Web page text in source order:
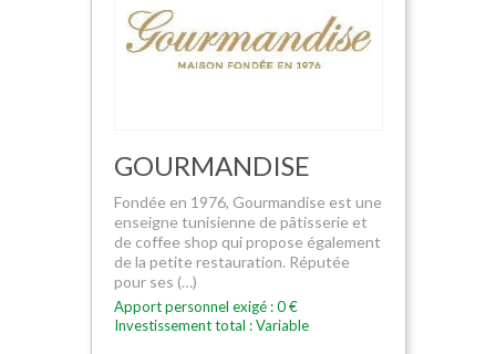
GOURMANDISE
Fondée en 1976, Gourmandise est une
enseigne tunisienne de pâtisserie et
de coffee shop qui propose également
de la petite restauration. Réputée
pour ses (…)
Apport personnel exigé : 0 €
Investissement total : Variable